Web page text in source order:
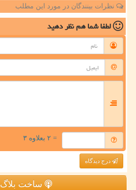
نظرات بینندگان در مورد این مطلب
لطفا شما همنظر دهید
= ۲ بعلاوه ۳
درج دیدگاه
ساخت بلاگ